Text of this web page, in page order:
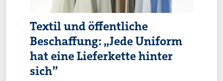
Textil und öffentliche
Beschaffung: „Jede Uniform
hat eine Lieferkette hinter
sich”